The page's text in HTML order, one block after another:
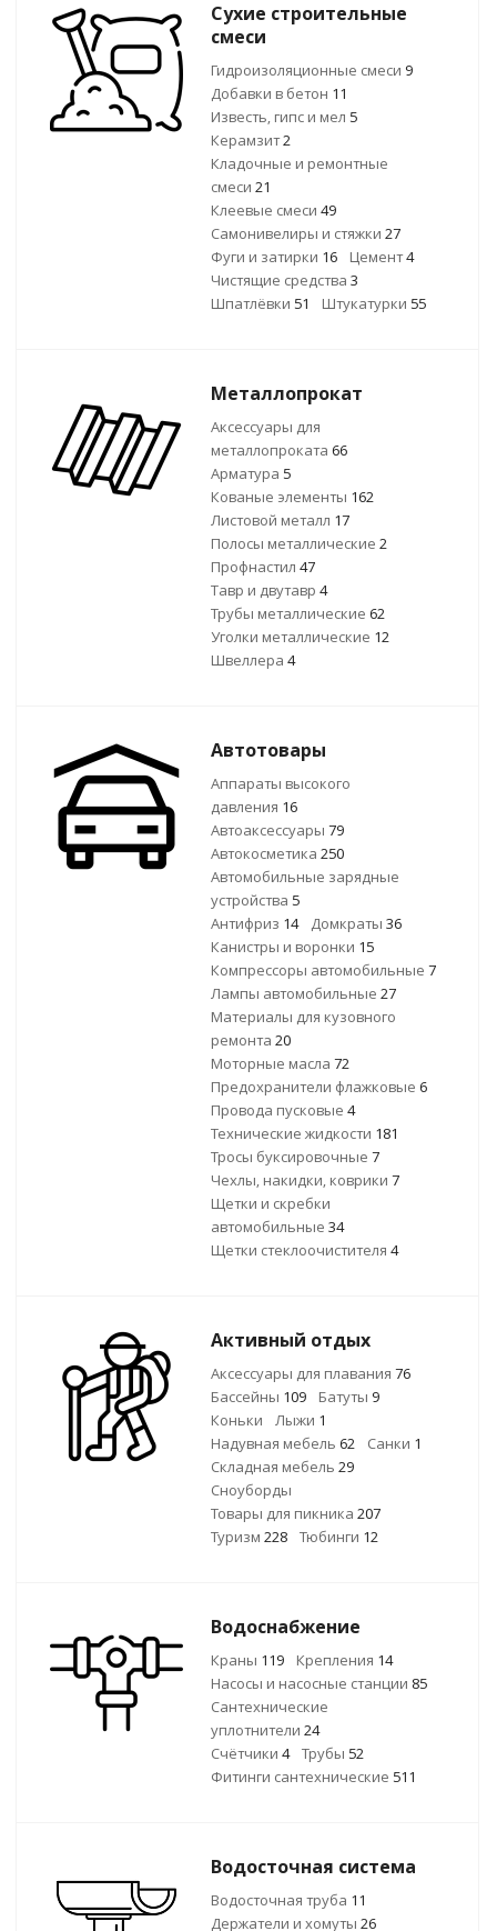
Сухие строительные
смеси
Гидроизоляционные смеси 9
Добавки в бетон 11
Известь, гипс и мел 5
Керамзит2
Кладочные и ремонтные
смеси 21
Клеевые смеси 49
Самонивелиры и стяжки 27
Фуги и затирки 16 Цемент4
Чистящие средства 3
Шпатлёвки 51 Штукатурки 55
Металлопрокат
Аксессуары для
металлопроката 66
Арматура 5
Кованые элементы 162
Листовой металл 17
Полосы металлические 2
Профнастил 47
Тавр и двутавр 4
Трубы металлические 62
Уголки металлические 12
Швеллера 4
Автотовары
Аппараты высокого
давления 16
Автоаксессуары 79
Автокосметика 250
Автомобильные зарядные
устройства 5
Антифриз 14 Домкраты 36
Канистры и воронки 15
Компрессоры автомобильные 7
Лампы автомобильные 27
Материалы для кузовного
ремонта 20
Моторные масла 72
Предохранители флажковые 6
Провода пусковые 4
Технические жидкости 181
Тросы буксировочные 7
Чехлы, накидки, коврики 7
Щетки и скребки
автомобильные 34
Щетки стеклоочистителя 4
Активный отдых
Аксессуары для плавания 76
Бассейны 109 Батуты 9
Коньки
Лыжи 1
Надувная мебель 62 Санки 1
Складная мебель 29
Сноуборды
Товары для пикника 207
Туризм 228 Тюбинги 12
Водоснабжение
Краны 119 Крепления 14
Насосы и насосные станции 85
Сантехнические
уплотнители 24
Счётчики 4 Трубы 52
Фитинги сантехнические 511
Водосточная система
Водосточная труба 11
Держатели и хомуты 26